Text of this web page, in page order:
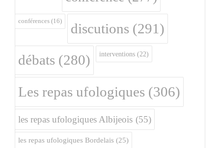
conférences (16) discutions (291)
débats (280) interventions (22)
Les repas ufologiques (306)
les repas ufologiques Albijeois (55)
les repas ufologiques Bordelais (25)